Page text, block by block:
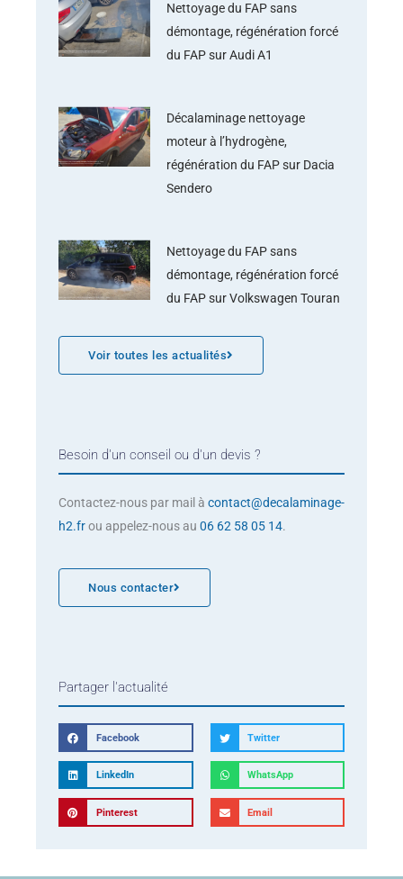
Nettoyage du FAP sans
démontage, régénération forcé
du FAP sur Audi A1
Décalaminage nettoyage
moteur à l’hydrogène,
régénération du FAP sur Dacia
Sendero
Nettoyage du FAP sans
démontage, régénération forcé
du FAP sur Volkswagen Touran
Voir toutes les actualités
Besoin d'un conseil ou d'un devis ?
Contactez-nous par mail à contact@decalaminage-
h2.frou appelez-nous au 06 62 58 05 14.
Nous contacter
Partager l'actualité
Facebook Twitter
LinkedIn WhatsApp
Pinterest Email